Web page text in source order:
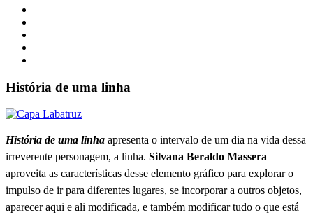
História de uma linha
História de uma linha apresenta o intervalo de um dia na vida dessa
irreverente personagem, a linha. Silvana Beraldo Massera
aproveita as características desse elemento gráfico para explorar o
impulso de ir para diferentes lugares, se incorporar a outros objetos,
aparecer aqui e ali modificada, e também modificar tudo o que está